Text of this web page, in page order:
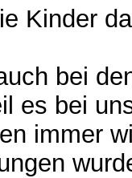
Kinder
bei
es bei
immer